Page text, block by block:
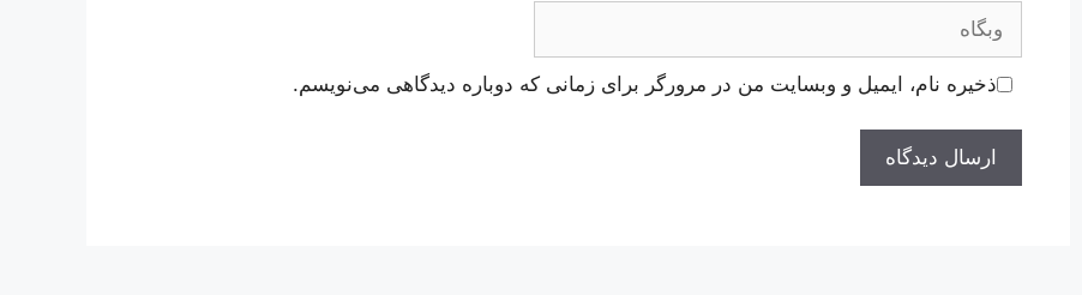
وبگاه
ذخیره نام، ایمیل و وبسایت من در مرورگر برای زمانی که دوباره دیدگاهی می‌نویسم.